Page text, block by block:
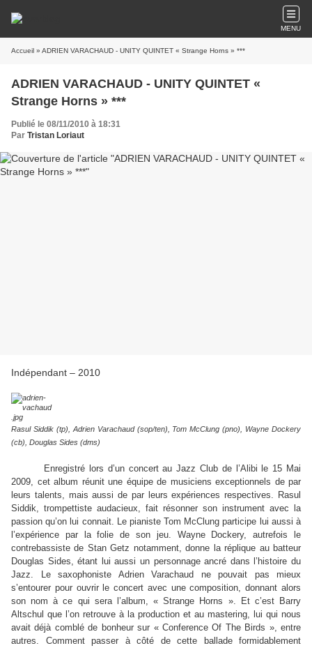
MENU
Accueil » ADRIEN VARACHAUD - UNITY QUINTET « Strange Horns » ***
ADRIEN VARACHAUD - UNITY QUINTET «
Strange Horns » ***
Publié le 08/11/2010 à 18:31
Par Tristan Loriaut
Indépendant – 2010
Rasul Siddik (tp), Adrien Varachaud (sop/ten), Tom McClung (pno), Wayne Dockery
(cb), Douglas Sides (dms)
Enregistré lors d’un concert au Jazz Club de l’Alibi le 15 Mai
2009, cet album réunit une équipe de musiciens exceptionnels de par
leurs talents, mais aussi de par leurs expériences respectives. Rasul
Siddik, trompettiste audacieux, fait résonner son instrument avec la
passion qu’on lui connait. Le pianiste Tom McClung participe lui aussi à
l’expérience par la folie de son jeu. Wayne Dockery, autrefois le
contrebassiste de Stan Getz notamment, donne la réplique au batteur
Douglas Sides, étant lui aussi un personnage ancré dans l’histoire du
Jazz. Le saxophoniste Adrien Varachaud ne pouvait pas mieux
s’entourer pour ouvrir le concert avec une composition, donnant alors
son nom à ce qui sera l’album, « Strange Horns ». Et c’est Barry
Altschul que l’on retrouve à la production et au mastering, lui qui nous
avait déjà comblé de bonheur sur « Conference Of The Birds », entre
autres. Comment passer à côté de cette ballade formidablement